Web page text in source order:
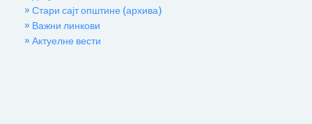
» Стари сајт општине (архива)
» Важни линкови
» Актуелне вести